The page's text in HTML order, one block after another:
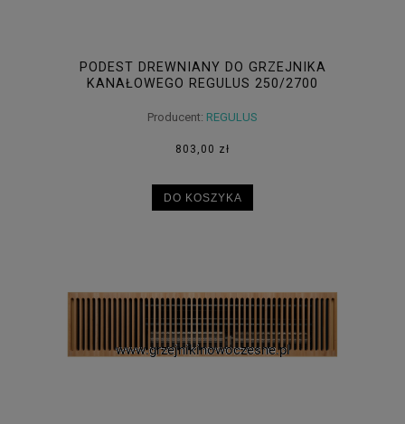
PODEST DREWNIANY DO GRZEJNIKA
KANAŁOWEGO REGULUS 250/2700
Producent: REGULUS
803,00 zł
DO KOSZYKA